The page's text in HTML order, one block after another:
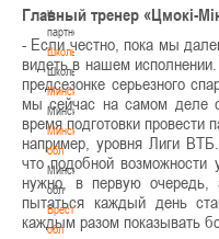
и
партнеры
Школы
Школы
Минск
Минск
Минская
обл
Минская
обл
Брестская
обл
Главный тренер «Цмокі-
- Если честно, пока мы
видеть в нашем
предсезонке серьезного
мы сейчас на самом деле
время подготовки провести
например, уровня Лиги
что подобной
нужно, в первую очередь,
пытаться каждый день
каждым разом показывать